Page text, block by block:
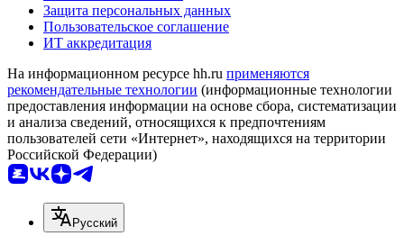
Защита персональных данных
Пользовательское соглашение
ИТ аккредитация
На информационном ресурсе hh.ru применяются
рекомендательные технологии (информационные технологии
предоставления информации на основе сбора, систематизации
и анализа сведений, относящихся к предпочтениям
пользователей сети «Интернет», находящихся на территории
Российской Федерации)
Русский